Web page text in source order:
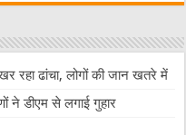
रहा ढांचा, लोगों की जान खतरे में
ने डीएम से लगाई गुहार